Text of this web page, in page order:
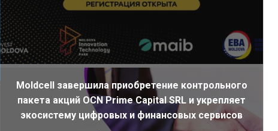
Moldcell завершила приобретение контрольного
пакета акций OCN Prime Capital SRL и укрепляет
экосистему цифровых и финансовых сервисов